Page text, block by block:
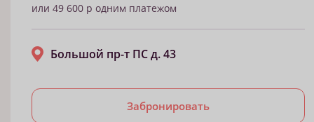
или 49 600 р одним платежом
Забронировать
Большой пр-т ПС д. 43